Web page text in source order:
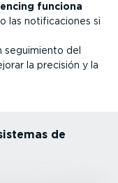
funciona
las notifi­ca­ciones si
seguimiento del
la precisión y la
de